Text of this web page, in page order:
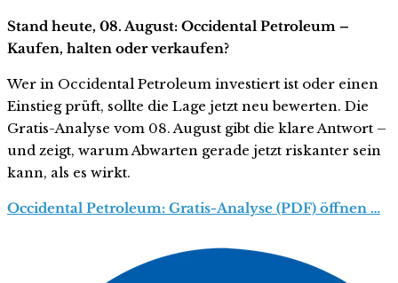
Stand heute, 08. August: Occidental Petroleum –
Kaufen, halten oder verkaufen?
Wer in Occidental Petroleum investiert ist oder einen
Einstieg prüft, sollte die Lage jetzt neu bewerten. Die
Gratis-Analyse vom 08. August gibt die klare Antwort –
und zeigt, warum Abwarten gerade jetzt riskanter sein
kann, als es wirkt.
Occidental Petroleum: Gratis-Analyse (PDF) öffnen …